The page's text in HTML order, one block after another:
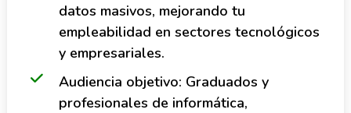
datos masivos, mejorando tu
empleabilidad en sectores tecnológicos
y empresariales.
Audiencia objetivo: Graduados y
profesionales de informática,